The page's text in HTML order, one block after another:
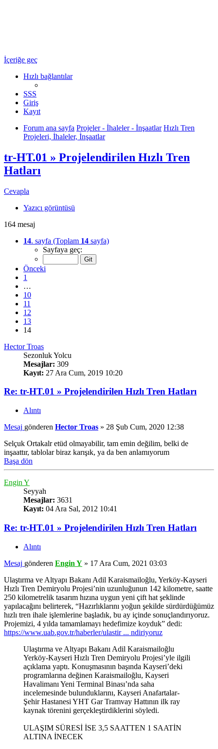
İçeriğe geç
Hızlı bağlantılar
SSS
Giriş
Kayıt
Forum ana sayfa Projeler - İhaleler - İnşaatlar Hızlı Tren
Projeleri, İhaleler, İnşaatlar
tr-HT.01 » Projelendirilen Hızlı Tren
Hatları
Cevapla
Yazıcı görüntüsü
164 mesaj
14. sayfa (Toplam 14 sayfa)
Sayfaya geç:
Önceki
1
…
10
11
12
13
14
Hector Troas
Sezonluk Yolcu
Mesajlar: 309
Kayıt: 27 Ara Cum, 2019 10:20
Re: tr-HT.01 » Projelendirilen Hızlı Tren Hatları
Alıntı
Mesaj gönderen Hector Troas » 28 Şub Cum, 2020 12:38
Selçuk Ortakalr etüd olmayabilir, tam emin değilim, belki de
inşaattır, tablolar biraz karışık, ya da ben anlamıyorum
Başa dön
Engin Y
Seyyah
Mesajlar: 3631
Kayıt: 04 Ara Sal, 2012 10:41
Re: tr-HT.01 » Projelendirilen Hızlı Tren Hatları
Alıntı
Mesaj gönderen Engin Y » 17 Ara Cum, 2021 03:03
Ulaştırma ve Altyapı Bakanı Adil Karaismailoğlu, Yerköy-Kayseri
Hızlı Tren Demiryolu Projesi’nin uzunluğunun 142 kilometre, saatte
250 kilometrelik tasarım hızına uygun yeni çift hat şeklinde
yapılacağını belirterek, “Hazırlıklarını yoğun şekilde sürdürdüğümüz
hızlı tren ihale işlemlerine başladık, bu ay içinde sonuçlandırıyoruz.
Projemizi, 4 yılda tamamlamayı hedefimize koyduk” dedi:
https://www.uab.gov.tr/haberler/ulastir ... ndiriyoruz
Ulaştırma ve Altyapı Bakanı Adil Karaismailoğlu
Yerköy-Kayseri Hızlı Tren Demiryolu Projesi’yle ilgili
açıklama yaptı. Konuşmasının başında Kayseri’deki
programlarına değinen Karaismailoğlu, Kayseri
Havalimanı Yeni Terminal Binası’nda saha
incelemesinde bulunduklarını, Kayseri Anafartalar-
Şehir Hastanesi YHT Gar Tramvay Hattının ilk ray
kaynak törenini gerçekleştirdiklerini söyledi.
ULAŞIM SÜRESİ İSE 3,5 SAATTEN 1 SAATİN
ALTINA İNECEK